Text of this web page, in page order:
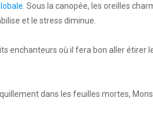
. Sous la canopée, les oreilles
et le stress diminue.
enchanteurs où il fera bon aller étirer
dans les feuilles mortes,